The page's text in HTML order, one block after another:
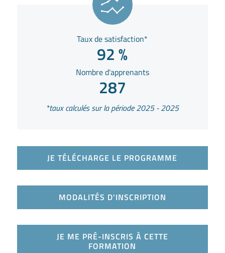
Taux de satisfaction*
92 %
Nombre d'apprenants
287
*taux calculés sur la période 2025 - 2025
JE TÉLÉCHARGE LE PROGRAMME
MODALITÉS D'INSCRIPTION
JE ME PRÉ-INSCRIS À CETTE
FORMATION